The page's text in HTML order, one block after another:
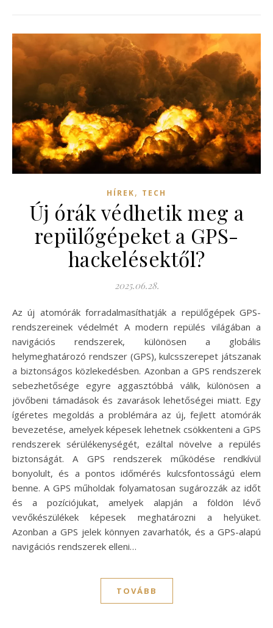
HÍREK, TECH
Új órák védhetik meg a
repülőgépeket a GPS-
hackelésektől?
2025.06.28.
Az új atomórák forradalmasíthatják a repülőgépek GPS-
rendszereinek védelmét A modern repülés világában a
navigációs rendszerek, különösen a globális
helymeghatározó rendszer (GPS), kulcsszerepet játszanak
a biztonságos közlekedésben. Azonban a GPS rendszerek
sebezhetősége egyre aggasztóbbá válik, különösen a
jövőbeni támadások és zavarások lehetőségei miatt. Egy
ígéretes megoldás a problémára az új, fejlett atomórák
bevezetése, amelyek képesek lehetnek csökkenteni a GPS
rendszerek sérülékenységét, ezáltal növelve a repülés
biztonságát. A GPS rendszerek működése rendkívül
bonyolult, és a pontos időmérés kulcsfontosságú elem
benne. A GPS műholdak folyamatosan sugározzák az időt
és a pozíciójukat, amelyek alapján a földön lévő
vevőkészülékek képesek meghatározni a helyüket.
Azonban a GPS jelek könnyen zavarhatók, és a GPS-alapú
navigációs rendszerek elleni…
TOVÁBB